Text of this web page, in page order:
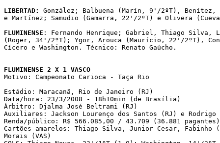
LIBERTAD:
González; Balbuena (Marín, 9'/2ºT), Benítez,
e Martínez; Samudio (Gamarra, 22'/2ºT) e Olivera
FLUMINENSE : Fernando Henrique; Gabriel, Thiago Silva,
(Roger, 34'/2ºT); Ygor, Arouca (Maurício, 22'/2ºT),
Cícero e Washington. Técnico: Renato Gaúcho.
FLUMINENSE 2 X 1 VASCO
Motivo: Campeonato Carioca - Taça Rio
Estádio: Maracanã, Rio de Janeiro (RJ)
Data/hora: 23/3/2008 - 18h10min (de Brasília)
Árbitro: Djalma José Beltrami (RJ)
Auxiliares: Jackson Lourenço dos Santos (RJ) e
Renda/público: R$ 566.085,00 / 43.709 (36.881 pagantes)
Cartões amarelos: Thiago Silva, Junior Cesar, Fabinho
Morais (VAS)